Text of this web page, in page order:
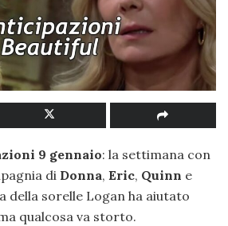
9 gennaio: la settimana con
di Donna, Eric, Quinn e
della sorelle Logan ha aiutato
qualcosa va storto.